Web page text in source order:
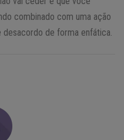
combinado com uma ação
desacordo de forma enfática.